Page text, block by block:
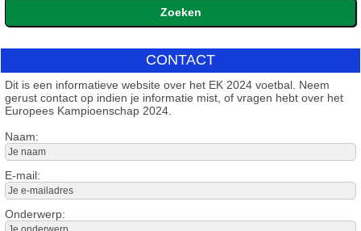
CONTACT
Dit is een informatieve website over het EK 2024 voetbal. Neem
gerust contact op indien je informatie mist, of vragen hebt over het
Europees Kampioenschap 2024.
Naam:
E-mail:
Onderwerp: